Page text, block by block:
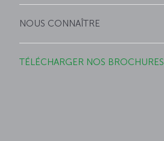
NOUS CONNAÎTRE
TÉLÉCHARGER NOS BROCHURES